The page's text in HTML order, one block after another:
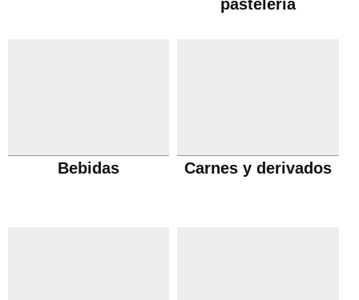
pastelería
Bebidas Carnes y derivados